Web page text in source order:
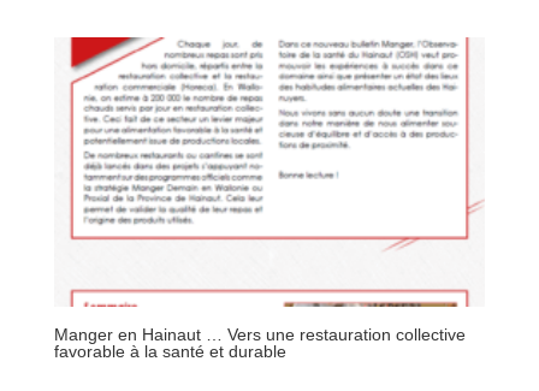
Manger en Hainaut … Vers une restauration collective
favorable à la santé et durable